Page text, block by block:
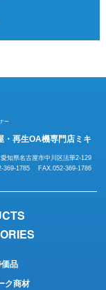
ー
・再生OA機専門店ミキ
知県名古屋市中川区法華2-129
369-1785 FAX.052-369-1786
品
ク商材